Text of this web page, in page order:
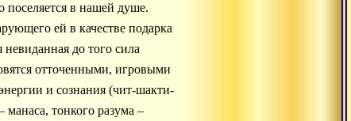
поселяется в нашей душе.
ей в качестве подарка
до того сила
отточенными, игровыми
и сознания (чит-шакти-
тонкого разума –